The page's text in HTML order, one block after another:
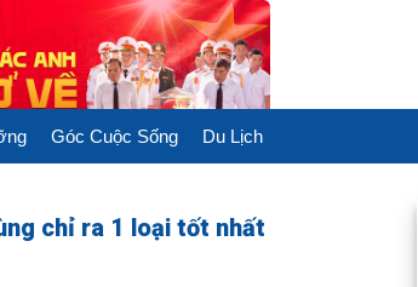
Góc Cuộc Sống Du Lịch
chỉ ra 1 loại tốt nhất